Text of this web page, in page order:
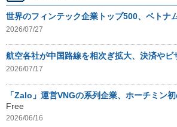
世界のフィンテック企業トップ500、ベトナ
2026/07/27
航空各社が中国路線を相次ぎ拡大、決済やビ
2026/07/17
「Zalo」運営VNGの系列企業、ホーチミン
Free
2026/06/16